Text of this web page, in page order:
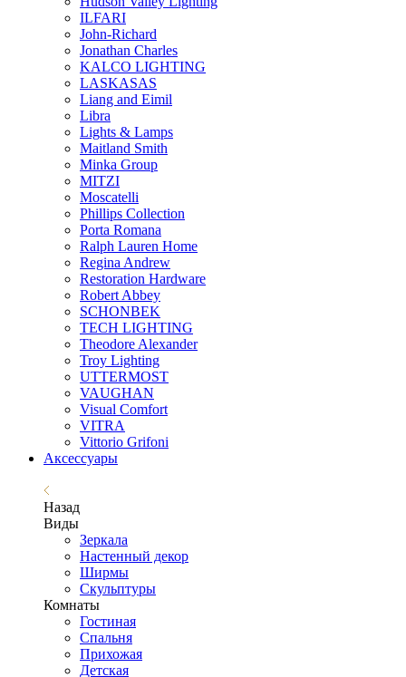
ILFARI
John-Richard
Jonathan Charles
KALCO LIGHTING
LASKASAS
Liang and Eimil
Libra
Lights & Lamps
Maitland Smith
Minka Group
MITZI
Moscatelli
Phillips Collection
Porta Romana
Ralph Lauren Home
Regina Andrew
Restoration Hardware
Robert Abbey
SCHONBEK
TECH LIGHTING
Theodore Alexander
Troy Lighting
UTTERMOST
VAUGHAN
Visual Comfort
VITRA
Vittorio Grifoni
Аксессуары
Назад
Виды
Зеркала
Настенный декор
Ширмы
Скульптуры
Комнаты
Гостиная
Спальня
Прихожая
Детская